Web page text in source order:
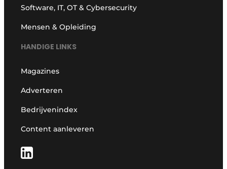
Software, IT, OT & Cybersecurity
Mensen & Opleiding
HANDIGE LINKS
Magazines
Adverteren
Bedrijvenindex
Content aanleveren